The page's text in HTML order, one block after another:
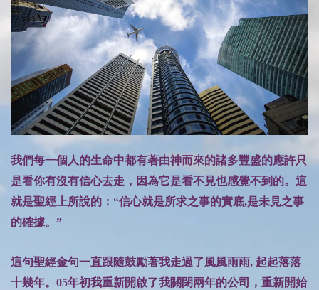
我們每一個人的生命中都有著由神而來的諸多豐盛的應許只
是看你有沒有信心去走，因為它是看不見也感覺不到的。這
就是聖經上所說的：“信心就是所求之事的實底,是未見之事
的確據。”
這句聖經金句一直跟隨鼓勵著我走過了風風雨雨, 起起落落
十幾年。05年初我重新開啟了我關閉兩年的公司，重新開始